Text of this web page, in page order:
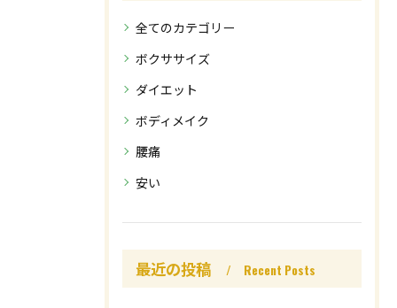
全てのカテゴリー
ボクササイズ
ダイエット
ボディメイク
腰痛
安い
最近の投稿 Recent Posts